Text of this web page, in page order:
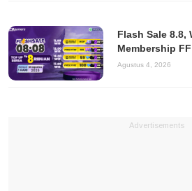
Flash Sale 8.8,
Membership
Agustus 4, 2026
Advertisements